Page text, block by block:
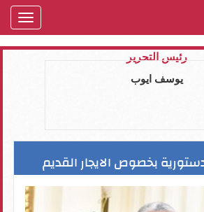
رئيس التحرير
يوسف ايوب
بخصوص الايجار القديم